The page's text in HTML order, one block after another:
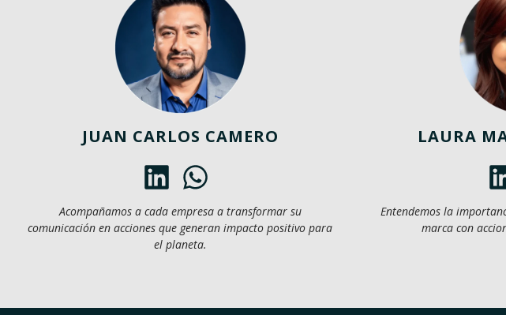
JUAN CARLOS CAMERO
Acompañamos a cada empresa a transformar su
comunicación en acciones que generan impacto positivo para
el planeta.
LAURA
Entendemos la
marca con